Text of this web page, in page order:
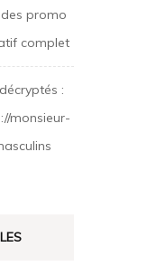
promo
complet
:
monsieur-